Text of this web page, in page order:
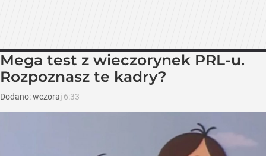
Mega test z wieczorynek PRL-u.
Rozpoznasz te kadry?
Dodano:wczoraj 6:33